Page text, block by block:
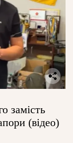
замість
(відео)